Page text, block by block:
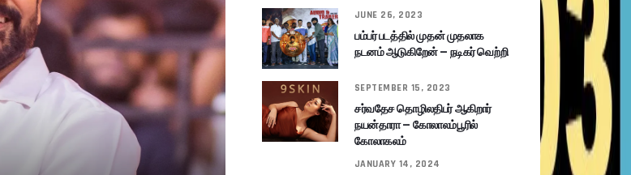
JUNE 26, 2023
பம்பர் படத்தில் முதன் முதலாக
நடனம் ஆடுகிறேன் – நடிகர் வெற்றி
SEPTEMBER 15, 2023
சர்வதேச தொழிலதிபர் ஆகிறார்
நயன்தாரா – கோலாலம்பூரில்
கோலாகலம்
JANUARY 14, 2024